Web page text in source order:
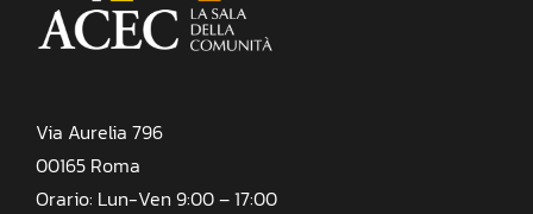
Via Aurelia 796
00165 Roma
Orario: Lun-Ven 9:00 – 17:00